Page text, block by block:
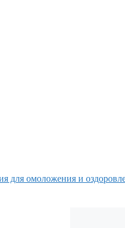
для омоложения и